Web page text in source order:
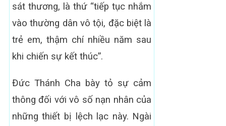
sát thương, là thứ “tiếp tục nhắm
vào thường dân vô tội, đặc biệt là
trẻ em, thậm chí nhiều năm sau
khi chiến sự kết thúc”.
Đức Thánh Cha bày tỏ sự cảm
thông đối với vô số nạn nhân của
những thiết bị lệch lạc này. Ngài